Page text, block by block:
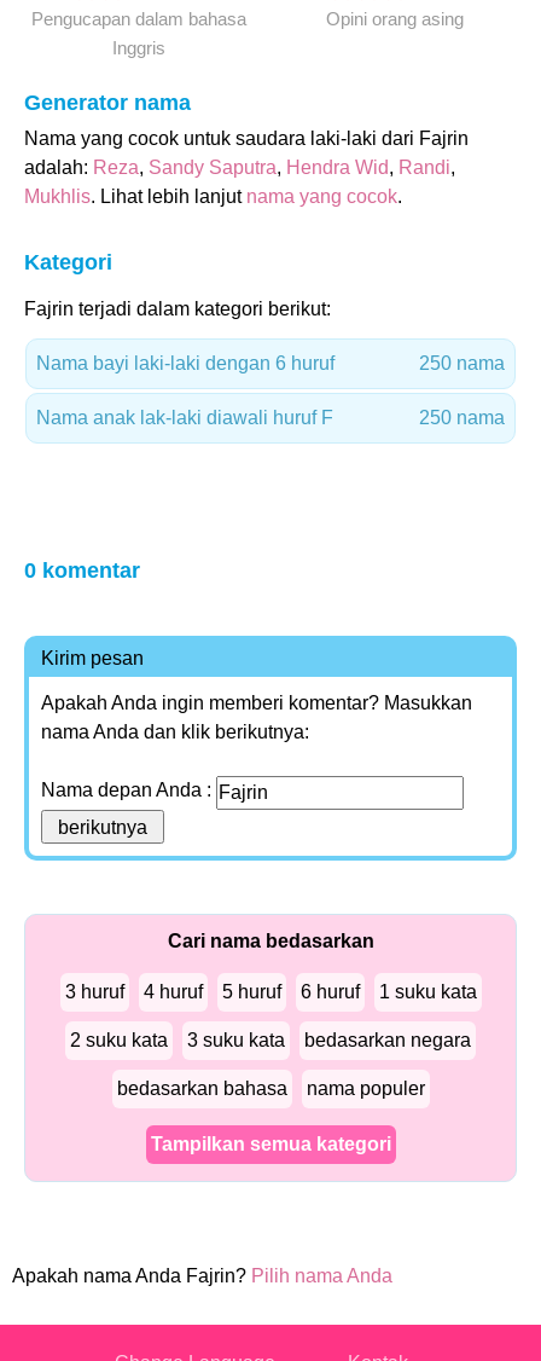
Pengucapan dalam bahasa
Inggris
Opini orang asing
Generator nama
Nama yang cocok untuk saudara laki-laki dari Fajrin
adalah: Reza, Sandy Saputra, Hendra Wid, Randi,
Mukhlis. Lihat lebih lanjut nama yang cocok.
Kategori
Fajrin terjadi dalam kategori berikut:
Nama bayi laki-laki dengan 6 huruf 250 nama
Nama anak lak-laki diawali huruf F 250 nama
0 komentar
Kirim pesan
Apakah Anda ingin memberi komentar? Masukkan
nama Anda dan klik berikutnya:
Nama depan Anda :
Cari nama bedasarkan
3 huruf 4 huruf 5 huruf 6 huruf 1 suku kata
2 suku kata 3 suku kata bedasarkan negara
bedasarkan bahasa nama populer
Tampilkan semua kategori
Apakah nama Anda Fajrin? Pilih nama Anda